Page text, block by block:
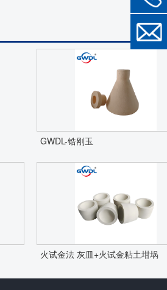
GWDL-锆刚玉
火试金法 灰皿+火试金粘土坩埚